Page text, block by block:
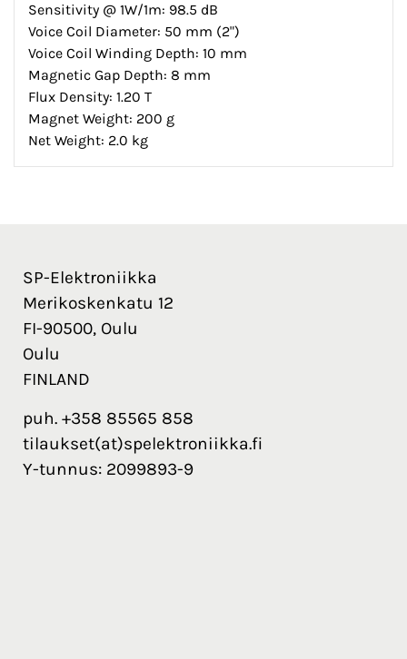
Sensitivity @ 1W/1m: 98.5 dB
Voice Coil Diameter: 50 mm (2")
Voice Coil Winding Depth: 10 mm
Magnetic Gap Depth: 8 mm
Flux Density: 1.20 T
Magnet Weight: 200 g
Net Weight: 2.0 kg
SP-Elektroniikka
Merikoskenkatu 12
FI-90500, Oulu
Oulu
FINLAND
puh. +358 85565 858
tilaukset(at)spelektroniikka.fi
Y-tunnus: 2099893-9